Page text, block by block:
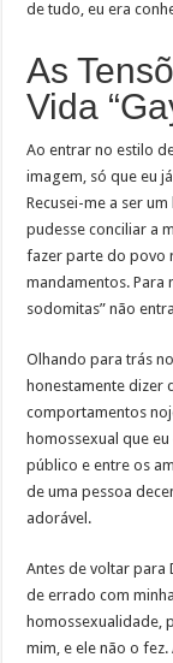
de tudo, eu era
As
Vida
Ao entrar no estilo
imagem, só que eu
Recusei-me a ser
pudesse conciliar a
fazer parte do povo
mandamentos. Para
sodomitas” não
Olhando para trás
honestamente dizer
comportamentos
homossexual que
público e entre os
de uma pessoa
adorável.
Antes de voltar para
de errado com
homossexualidade,
mim, e ele não o